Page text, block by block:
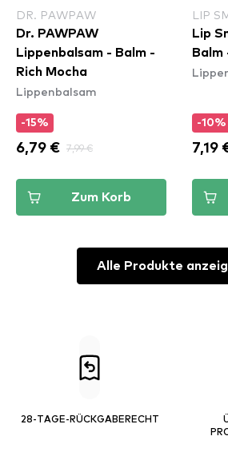
DR. PAWPAW
Dr. PAWPAW
Lippenbalsam - Balm -
Rich Mocha
Lippenbalsam
-15%
6,79 € 7,99 €
Zum Korb
LIP
Lip
-10%
7,19
Alle Produkte
28-TAGE-RÜCKGABERECHT